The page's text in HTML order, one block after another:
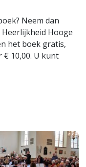
Neem dan
Hooge
het boek gratis,
10,00. U kunt